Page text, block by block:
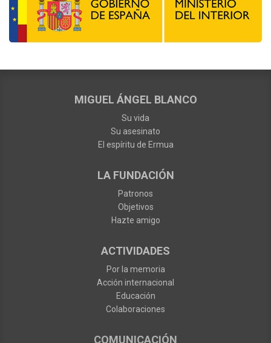
MIGUEL ÁNGEL BLANCO
Su vida
Su asesinato
El espíritu de Ermua
LA FUNDACIÓN
Patronos
Objetivos
Hazte amigo
ACTIVIDADES
Por la memoria
Acción internacional
Educación
Colaboraciones
COMUNICACIÓN